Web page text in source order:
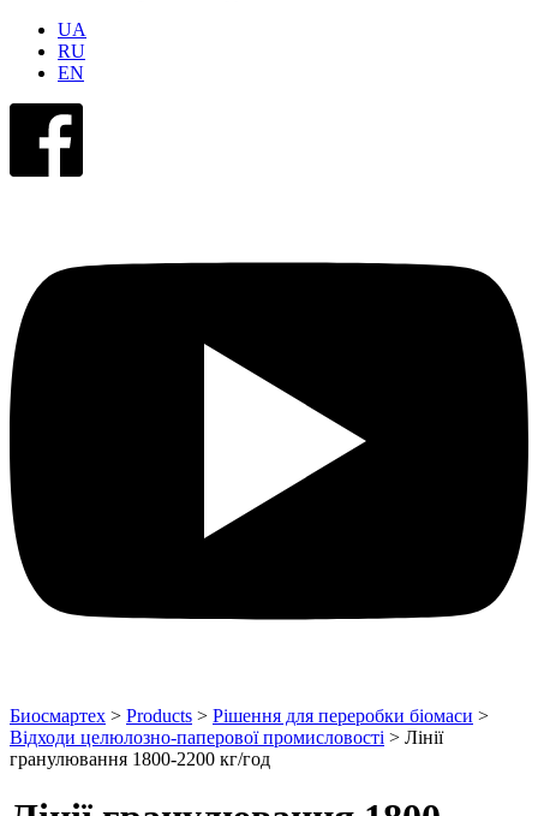
UA
RU
EN
Биосмартех > Products > Рішення для переробки біомаси >
Відходи целюлозно-паперової промисловості > Лінії
гранулювання 1800-2200 кг/год